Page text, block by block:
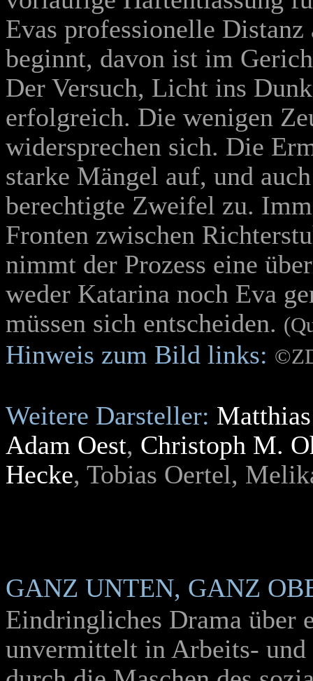
Evas professionelle
beginnt, davon ist im
Der Versuch, Licht ins
erfolgreich. Die wenigen
widersprechen sich. Die
starke Mängel auf, und
berechtigte Zweifel zu.
Fronten zwischen
nimmt der Prozess eine
weder Katarina noch Eva
müssen sich entscheiden.
Hinweis zum Bild links:
Weitere Darsteller:
Adam Oest, Christoph M.
Hecke, Tobias Oertel,
GANZ UNTEN, GANZ
Eindringliches Drama über
unvermittelt in Arbeits- und